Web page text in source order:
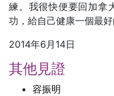
練。我很快便要回加拿
功，給自己健康一個最好
2014年6月14日
其他見證
容振明